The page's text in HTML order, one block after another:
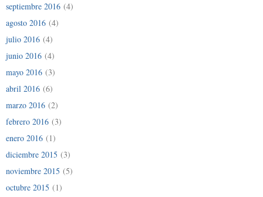
septiembre 2016 (4)
agosto 2016 (4)
julio 2016 (4)
junio 2016 (4)
mayo 2016 (3)
abril 2016 (6)
marzo 2016 (2)
febrero 2016 (3)
enero 2016 (1)
diciembre 2015 (3)
noviembre 2015 (5)
octubre 2015 (1)